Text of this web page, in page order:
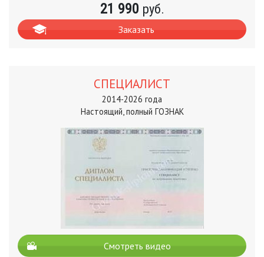
21 990 руб.
Заказать
СПЕЦИАЛИСТ
2014-2026 года
Настоящий, полный ГОЗНАК
Смотреть видео